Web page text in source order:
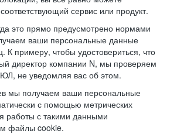
сервис или продукт.
это прямо предусмотрено нормами
ваши персональные данные
К примеру, чтобы удостовериться, что
директор компании N, мы проверяем
не уведомляя вас об этом.
мы получаем ваши персональные
с помощью метрических
работы с такими данными
файлы cookie.